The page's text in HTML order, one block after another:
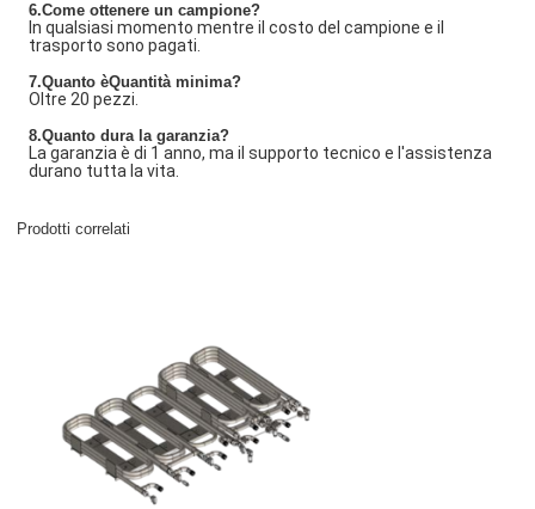
6.Come ottenere un campione?
In qualsiasi momento mentre il costo del campione e il
trasporto sono pagati.
7.Quanto èQuantità minima?
Oltre 20 pezzi.
8.Quanto dura la garanzia?
La garanzia è di 1 anno, ma il supporto tecnico e l'assistenza
durano tutta la vita.
Prodotti correlati